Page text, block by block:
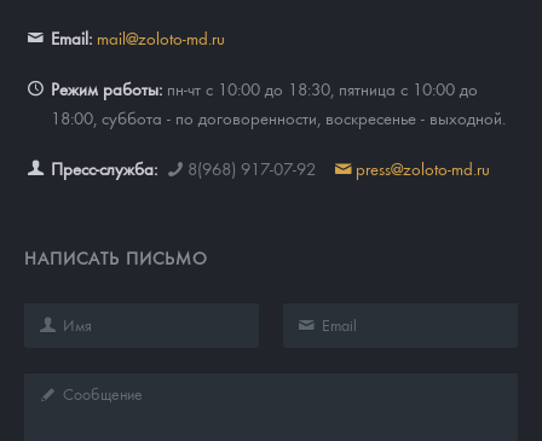
Email: mail@zoloto-md.ru
Режим работы: пн-чт с 10:00 до 18:30, пятница с 10:00 до
18:00, суббота - по договоренности, воскресенье - выходной.
Пресс-служба: 8(968) 917-07-92 press@zoloto-md.ru
НАПИСАТЬ ПИСЬМО